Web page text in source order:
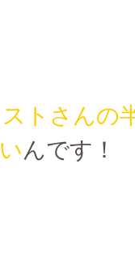
トさんの
んです！